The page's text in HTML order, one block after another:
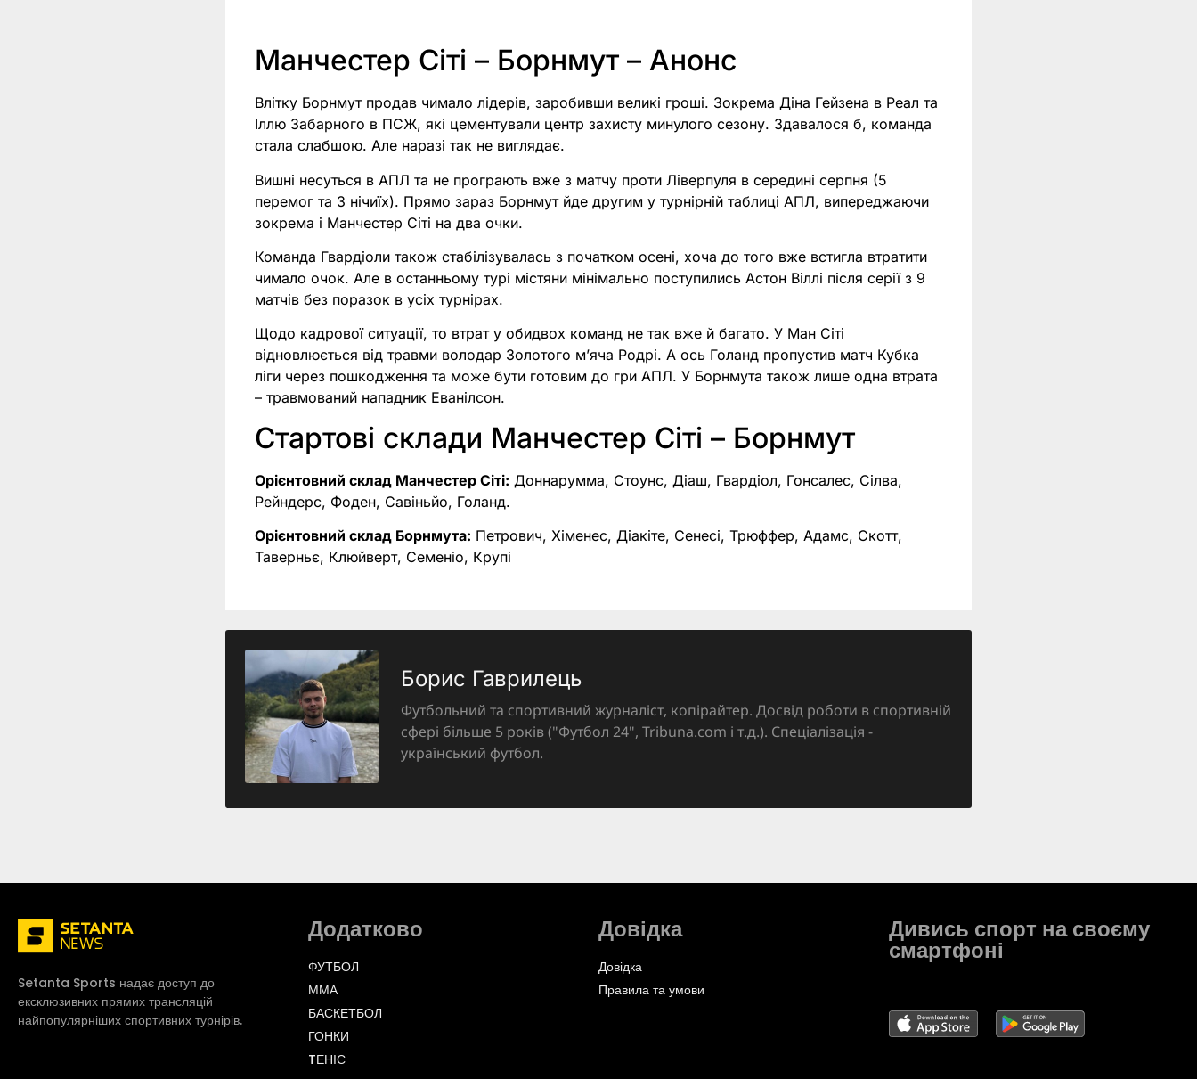
Манчестер Сіті – Борнмут – Анонс
Влітку Борнмут продав чимало лідерів, заробивши великі гроші. Зокрема Діна Гейзена в Реал та
Іллю Забарного в ПСЖ, які цементували центр захисту минулого сезону. Здавалося б, команда
стала слабшою. Але наразі так не виглядає.
Вишні несуться в АПЛ та не програють вже з матчу проти Ліверпуля в середині серпня (5
перемог та 3 нічиїх). Прямо зараз Борнмут йде другим у турнірній таблиці АПЛ, випереджаючи
зокрема і Манчестер Сіті на два очки.
Команда Гвардіоли також стабілізувалась з початком осені, хоча до того вже встигла втратити
чимало очок. Але в останньому турі містяни мінімально поступились Астон Віллі після серії з 9
матчів без поразок в усіх турнірах.
Щодо кадрової ситуації, то втрат у обидвох команд не так вже й багато. У Ман Сіті
відновлюється від травми володар Золотого м’яча Родрі. А ось Голанд пропустив матч Кубка
ліги через пошкодження та може бути готовим до гри АПЛ. У Борнмута також лише одна втрата
– травмований нападник Еванілсон.
Стартові склади Манчестер Сіті – Борнмут
Орієнтовний склад Манчестер Сіті: Доннарумма, Стоунс, Діаш, Гвардіол, Гонсалес, Сілва,
Рейндерс, Фоден, Савіньйо, Голанд.
Орієнтовний склад Борнмута: Петрович, Хіменес, Діакіте, Сенесі, Трюффер, Адамс, Скотт,
Таверньє, Клюйверт, Семеніо, Крупі
Борис Гаврилець
Футбольний та спортивний журналіст, копірайтер. Досвід роботи в спортивній
сфері більше 5 років ("Футбол 24", Tribuna.com і т.д.). Спеціалізація -
український футбол.
Setanta Sports надає доступ до
ексклюзивних прямих трансляцій
найпопулярніших спортивних турнірів.
Додатково
ФУТБОЛ
ММА
БАСКЕТБОЛ
ГОНКИ
TЕНІС
Довідка
Довідка
Правила та умови
Дивись спорт на своєму
смартфоні